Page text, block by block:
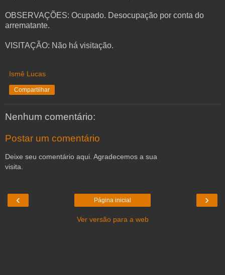
OBSERVAÇÕES: Ocupado. Desocupação por conta do
arrematante.
VISITAÇÃO: Não há visitação.
Ismê Lucas
Compartilhar
Nenhum comentário:
Postar um comentário
Deixe seu comentário aqui. Agradecemos a sua
visita.
‹ ›
Página inicial
Ver versão para a web